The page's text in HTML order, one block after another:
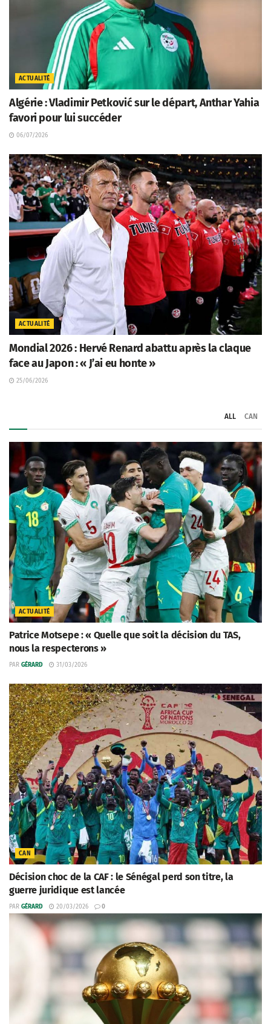
ACTUALITÉ
Algérie : Vladimir Petković sur le départ, Anthar Yahia
favori pour lui succéder
06/07/2026
ACTUALITÉ
Mondial 2026 : Hervé Renard abattu après la claque
face au Japon : « J’ai eu honte »
25/06/2026
ALL CAN
ACTUALITÉ
Patrice Motsepe : « Quelle que soit la décision du TAS,
nous la respecterons »
PAR GÉRARD 31/03/2026
CAN
Décision choc de la CAF : le Sénégal perd son titre, la
guerre juridique est lancée
PAR GÉRARD 20/03/2026 0